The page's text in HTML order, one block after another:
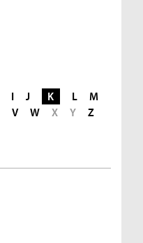
I J K L
M
V W X Y
Z